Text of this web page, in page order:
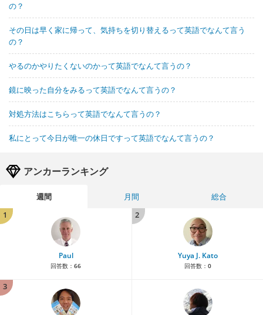
の？
その日は早く家に帰って、気持ちを切り替えるって英語でなんて言う
の？
やるのかやりたくないのかって英語でなんて言うの？
鏡に映った自分をみるって英語でなんて言うの？
対処方法はこちらって英語でなんて言うの？
私にとって今日が唯一の休日ですって英語でなんて言うの？
アンカーランキング
週間 月間
総合
1
Paul
回答数： 66
2
Yuya J. Kato
回答数： 0
3